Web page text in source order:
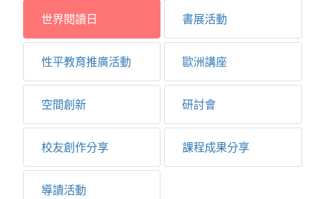
世界閱讀日 書展活動
性平教育推廣活動 歐洲講座
空間創新 研討會
校友創作分享 課程成果分享
導讀活動